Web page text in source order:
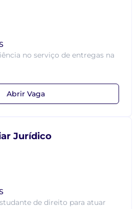
no serviço de entregas na
Abrir Vaga
Jurídico
de direito para atuar